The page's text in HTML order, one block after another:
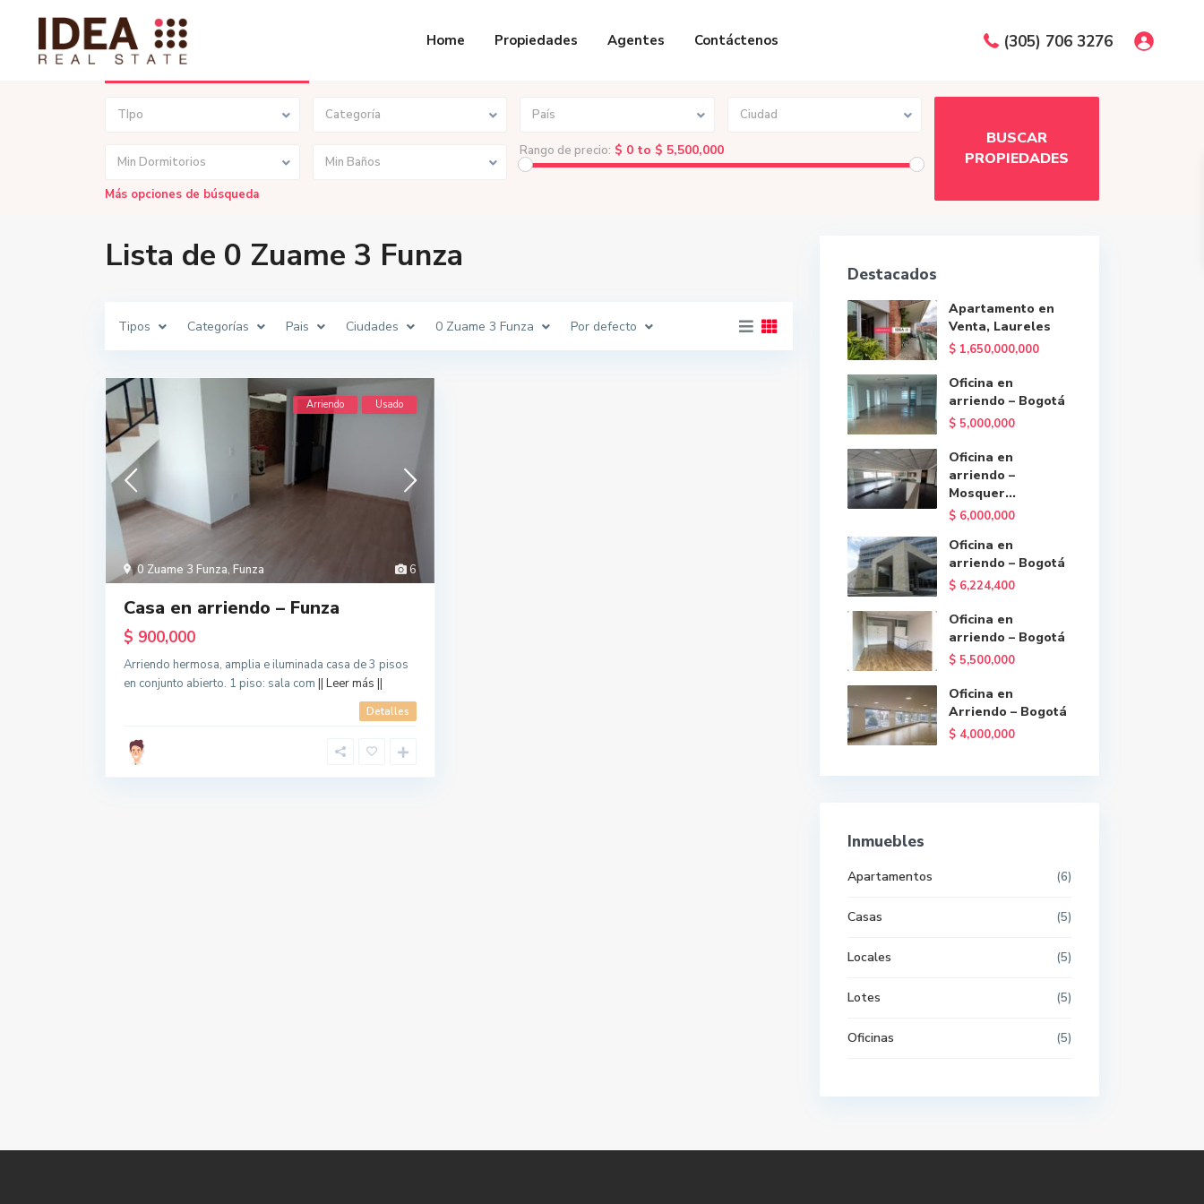
(305) 706 3276
Home Propiedades Agentes
Contáctenos
Búsqueda Avanzada
TIpo Categoría País Ciudad
Min Dormitorios Min Baños
Rango de precio: $ 0 to $ 5,500,000
Más opciones de búsqueda
Lista de 0 Zuame 3 Funza
Tipos Categorías Pais Ciudades 0 Zuame 3 Funza Por defecto
6
0 Zuame 3 Funza, Funza
Arriendo Usado
Casa en arriendo – Funza
$ 900,000
Arriendo hermosa, amplia e iluminada casa de 3 pisos
en conjunto abierto. 1 piso: sala com || Leer más ||
Detalles
Destacados
Apartamento en
Venta, Laureles
$ 1,650,000,000
Oficina en
arriendo – Bogotá
$ 5,000,000
Oficina en
arriendo –
Mosquer...
$ 6,000,000
Oficina en
arriendo – Bogotá
$ 6,224,400
Oficina en
arriendo – Bogotá
$ 5,500,000
Oficina en
Arriendo – Bogotá
$ 4,000,000
Inmuebles
Apartamentos (6)
Casas (5)
Locales (5)
Lotes (5)
Oficinas (5)